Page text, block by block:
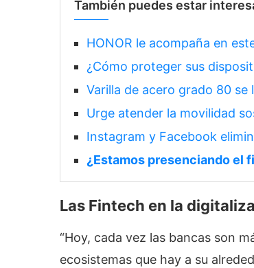
También puedes estar
HONOR le acompaña en
¿Cómo proteger sus
Varilla de acero grado 80 se
Urge atender la movilidad
Instagram y Facebook
¿Estamos presenciando el
Las Fintech en la
“Hoy, cada vez las bancas son
ecosistemas que hay a su